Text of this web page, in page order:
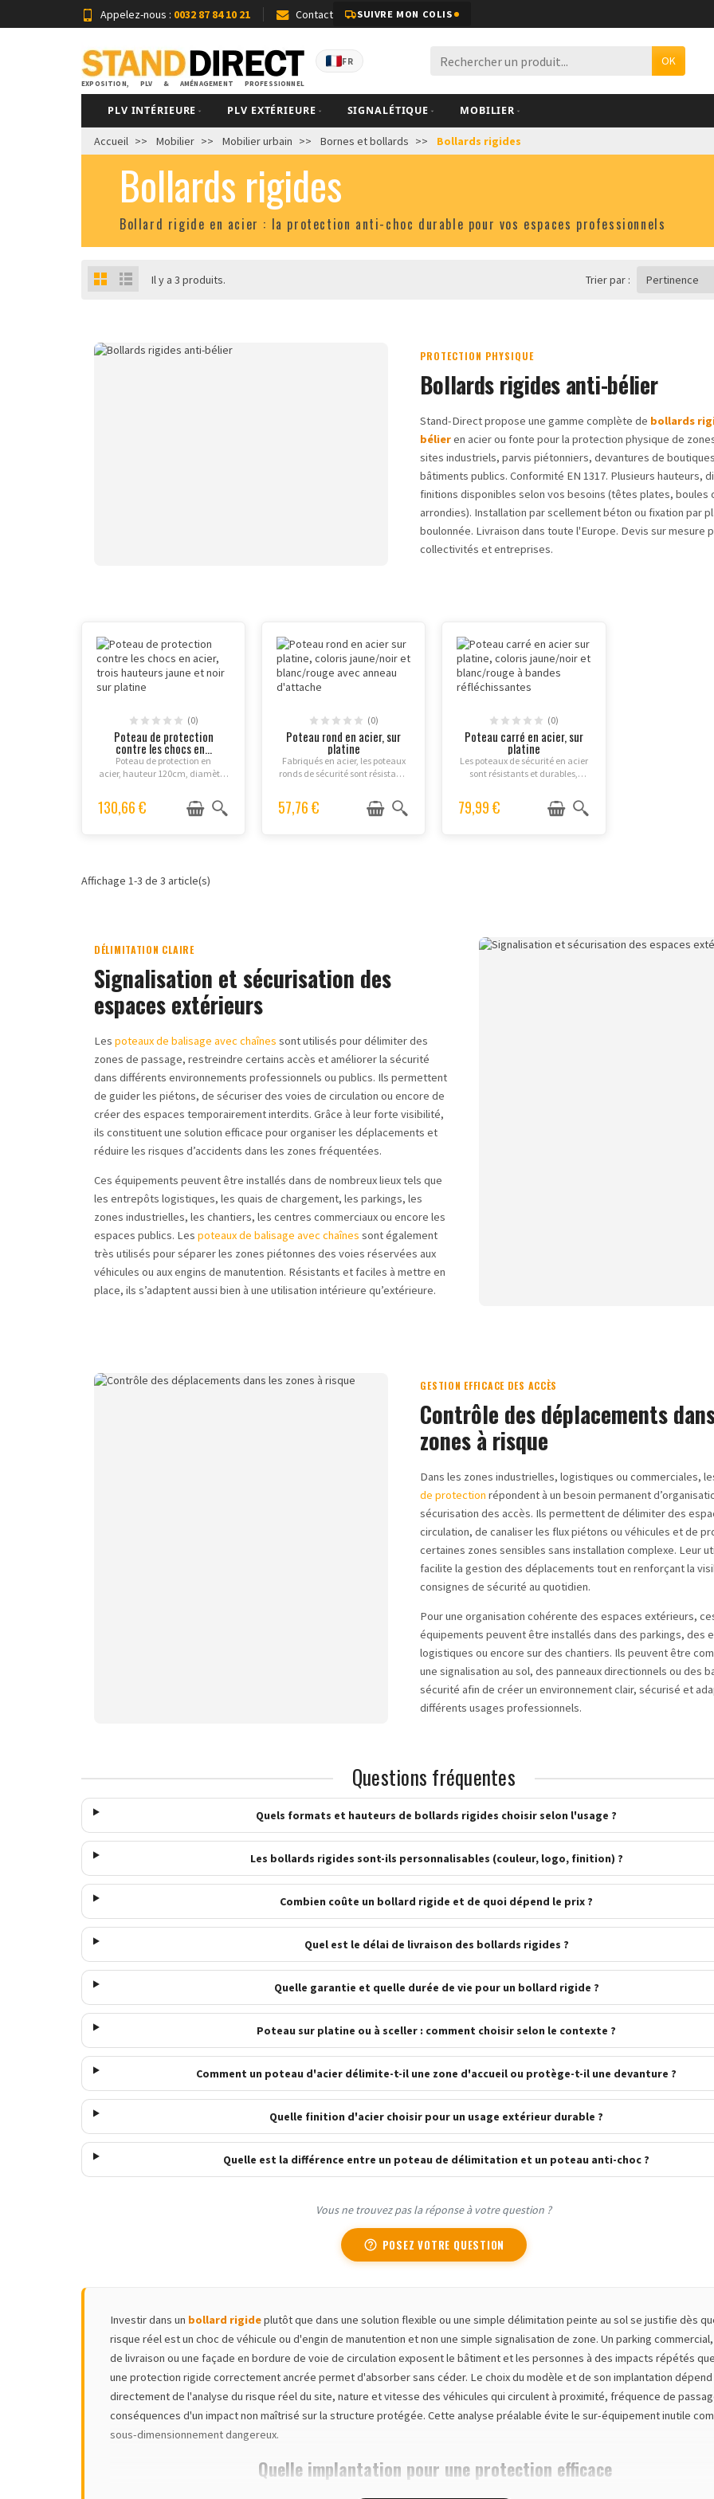
Appelez-nous : 0032 87 84 10 21 Contact SUIVRE MON COLIS
EXPOSITION, PLV & AMÉNAGEMENT PROFESSIONNEL
FR OK
PLV INTÉRIEURE PLV EXTÉRIEURE SIGNALÉTIQUE MOBILIER
Accueil Mobilier Mobilier urbain Bornes et bollards Bollards rigides
Bollards rigides
Bollard rigide en acier : la protection anti-choc durable pour vos espaces professionnels
Il y a 3 produits. Trier par : Pertinence
PROTECTION PHYSIQUE
Bollards rigides anti-bélier
Stand-Direct propose une gamme complète de bollards
bélieren acier ou fonte pour la protection physique de
sites industriels, parvis piétonniers, devantures de
bâtiments publics. Conformité EN 1317. Plusieurs hauteurs,
finitions disponibles selon vos besoins (têtes plates, boules
arrondies). Installation par scellement béton ou fixation par
boulonnée. Livraison dans toute l'Europe. Devis sur mesure
collectivités et entreprises.
(0)
Poteau de protection
contre les chocs en...
Poteau de protection en
acier, hauteur 120cm, diamètre
cm. Acier galvanisé
avec revêtement
130,66 €
(0)
Poteau rond en acier, sur
platine
Fabriqués en acier, les poteaux
ronds de sécurité sont résistants
délimiter les voies de circulation
et signaliser les zones
57,76 €
(0)
Poteau carré en acier, sur
platine
Les poteaux de sécurité en acier
sont résistants et durables,
de circulation et signaliser des
zones dangereuses. Ils sont
79,99 €
Affichage 1-3 de 3 article(s)
DÉLIMITATION CLAIRE
Signalisation et sécurisation des
espaces extérieurs
Les poteaux de balisage avec chaînes sont utilisés pour délimiter des
zones de passage, restreindre certains accès et améliorer la sécurité
dans différents environnements professionnels ou publics. Ils permettent
de guider les piétons, de sécuriser des voies de circulation ou encore de
créer des espaces temporairement interdits. Grâce à leur forte visibilité,
ils constituent une solution efficace pour organiser les déplacements et
réduire les risques d’accidents dans les zones fréquentées.
Ces équipements peuvent être installés dans de nombreux lieux tels que
les entrepôts logistiques, les quais de chargement, les parkings, les
zones industrielles, les chantiers, les centres commerciaux ou encore les
espaces publics. Les poteaux de balisage avec chaînes sont également
très utilisés pour séparer les zones piétonnes des voies réservées aux
véhicules ou aux engins de manutention. Résistants et faciles à mettre en
place, ils s’adaptent aussi bien à une utilisation intérieure qu’extérieure.
GESTION EFFICACE DES ACCÈS
Contrôle des déplacements
zones à risque
Dans les zones industrielles, logistiques ou commerciales,
de protection répondent à un besoin permanent
sécurisation des accès. Ils permettent de délimiter des
circulation, de canaliser les flux piétons ou véhicules et de
certaines zones sensibles sans installation complexe. Leur
facilite la gestion des déplacements tout en renforçant la
consignes de sécurité au quotidien.
Pour une organisation cohérente des espaces extérieurs,
équipements peuvent être installés dans des parkings, des
logistiques ou encore sur des chantiers. Ils peuvent être
une signalisation au sol, des panneaux directionnels ou des
sécurité afin de créer un environnement clair, sécurisé et
différents usages professionnels.
Questions fréquentes
Quels formats et hauteurs de bollards rigides choisir selon l'usage ?
Les bollards rigides sont-ils personnalisables (couleur, logo, finition) ?
Combien coûte un bollard rigide et de quoi dépend le prix ?
Quel est le délai de livraison des bollards rigides ?
Quelle garantie et quelle durée de vie pour un bollard rigide ?
Poteau sur platine ou à sceller : comment choisir selon le contexte ?
Comment un poteau d'acier délimite-t-il une zone d'accueil ou protège-t-il une devanture ?
Quelle finition d'acier choisir pour un usage extérieur durable ?
Quelle est la différence entre un poteau de délimitation et un poteau anti-choc ?
Vous ne trouvez pas la réponse à votre question ?
help_outline POSEZ VOTRE QUESTION
Investir dans un bollard rigideplutôt que dans une solution flexible ou une simple délimitation peinte au sol se justifie dès
risque réel est un choc de véhicule ou d'engin de manutention et non une simple signalisation de zone. Un parking
de livraison ou une façade en bordure de voie de circulation exposent le bâtiment et les personnes à des impacts répétés
une protection rigide correctement ancrée permet d'absorber sans céder. Le choix du modèle et de son implantation dépend
directement de l'analyse du risque réel du site, nature et vitesse des véhicules qui circulent à proximité, fréquence de
conséquences d'un impact non maîtrisé sur la structure protégée. Cette analyse préalable évite le sur-équipement inutile
sous-dimensionnement dangereux.
Quelle implantation pour une protection efficace